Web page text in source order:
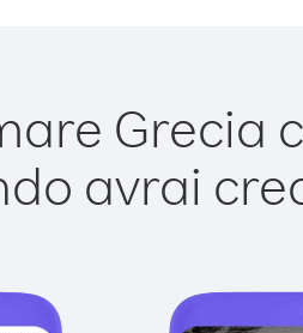
Grecia
avrai